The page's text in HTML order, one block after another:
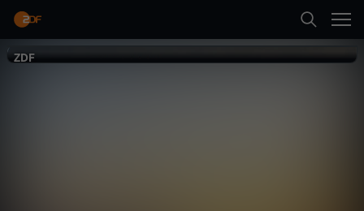
ZDF ZDF
ZDF.reportage